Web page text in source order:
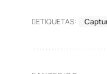
ETIQUETAS: